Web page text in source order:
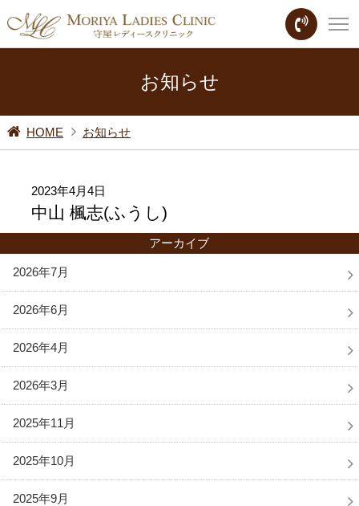
お知らせ
HOME お知らせ
2023年4月4日
中山 楓志(ふうし)
アーカイブ
2026年7月
2026年6月
2026年4月
2026年3月
2025年11月
2025年10月
2025年9月